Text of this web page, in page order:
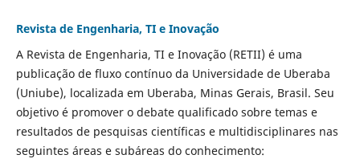
Revista de Engenharia, TI e Inovação
A Revista de Engenharia, TI e Inovação (RETII) é uma
publicação de fluxo contínuo da Universidade de Uberaba
(Uniube), localizada em Uberaba, Minas Gerais, Brasil. Seu
objetivo é promover o debate qualificado sobre temas e
resultados de pesquisas científicas e multidisciplinares nas
seguintes áreas e subáreas do conhecimento: